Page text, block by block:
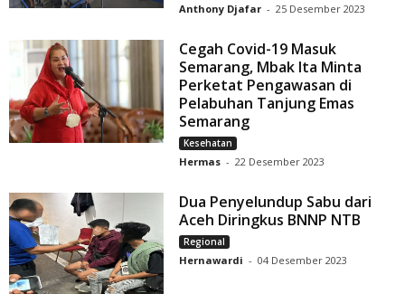
Anthony Djafar - 25 Desember 2023
Cegah Covid-19 Masuk
Semarang, Mbak Ita Minta
Perketat Pengawasan di
Pelabuhan Tanjung Emas
Semarang
Kesehatan
Hermas - 22 Desember 2023
Dua Penyelundup Sabu dari
Aceh Diringkus BNNP NTB
Regional
Hernawardi - 04 Desember 2023